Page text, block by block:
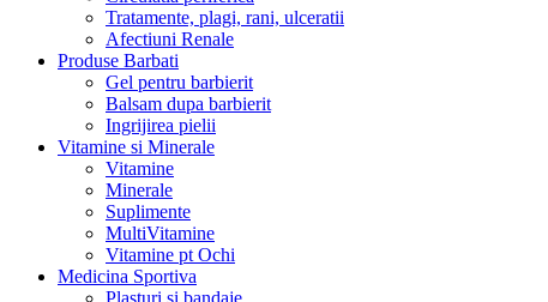
Tratamente, plagi, rani, ulceratii
Afectiuni Renale
Produse Barbati
Gel pentru barbierit
Balsam dupa barbierit
Ingrijirea pielii
Vitamine si Minerale
Vitamine
Minerale
Suplimente
MultiVitamine
Vitamine pt Ochi
Medicina Sportiva
Plasturi si bandaje